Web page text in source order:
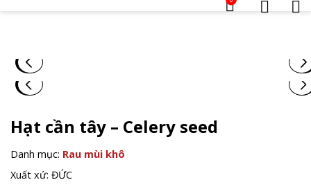
Hạt cần tây – Celery seed
Danh mục: Rau mùi khô
Xuất xứ: ĐỨC